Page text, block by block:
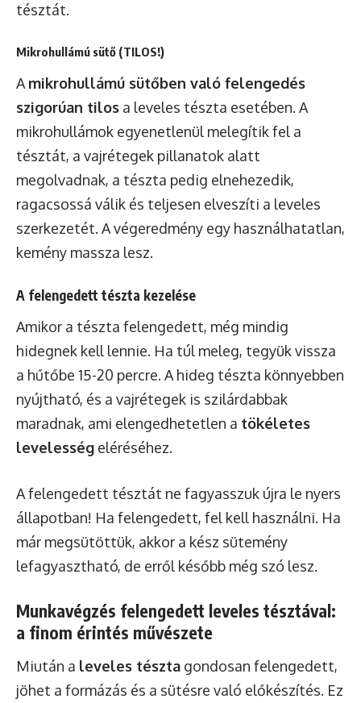
tésztát.
Mikrohullámú sütő (TILOS!)
A mikrohullámú sütőben való felengedés
szigorúan tilos a leveles tészta esetében. A
mikrohullámok egyenetlenül melegítik fel a
tésztát, a vajrétegek pillanatok alatt
megolvadnak, a tészta pedig elnehezedik,
ragacsossá válik és teljesen elveszíti a leveles
szerkezetét. A végeredmény egy használhatatlan,
kemény massza lesz.
A felengedett tészta kezelése
Amikor a tészta felengedett, még mindig
hidegnek kell lennie. Ha túl meleg, tegyük vissza
a hűtőbe 15-20 percre. A hideg tészta könnyebben
nyújtható, és a vajrétegek is szilárdabbak
maradnak, ami elengedhetetlen a tökéletes
levelesség eléréséhez.
A felengedett tésztát ne fagyasszuk újra le nyers
állapotban! Ha felengedett, fel kell használni. Ha
már megsütöttük, akkor a kész sütemény
lefagyasztható, de erről később még szó lesz.
Munkavégzés felengedett leveles tésztával:
a finom érintés művészete
Miután a leveles tészta gondosan felengedett,
jöhet a formázás és a sütésre való előkészítés. Ez